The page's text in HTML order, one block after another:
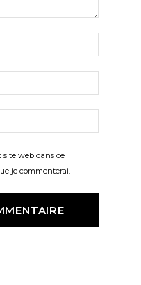
:*
:*
:
site web dans ce
je commenterai.